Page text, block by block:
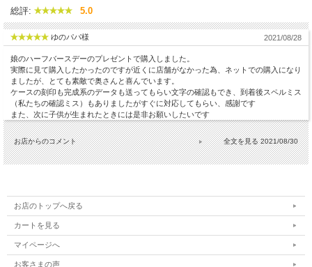
総評: 5.0
ゆのパパ様 2021/08/28
娘のハーフバースデーのプレゼントで購入しました。
実際に見て購入したかったのですが近くに店舗がなかった為、ネットでの購入になり
ましたが、とても素敵で奥さんと喜んでいます。
ケースの刻印も完成系のデータも送ってもらい文字の確認もでき、到着後スペルミス
（私たちの確認ミス）もありましたがすぐに対応してもらい、感謝です
また、次に子供が生まれたときには是非お願いしたいです
お店からのコメント 2021/08/30
お店のトップへ戻る
カートを見る
マイページへ
お客さまの声